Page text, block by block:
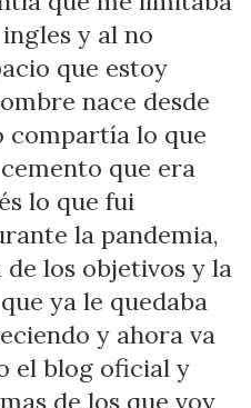
y al no
que estoy
nace desde
compartía lo que
que era
lo que fui
la pandemia,
los objetivos y la
ya le quedaba
y ahora va
el blog oficial y
de los que voy